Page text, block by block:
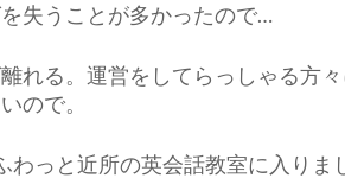
失うことが多かったので…
れる。運営をしてらっしゃる方
ので。
わっと近所の英会話教室に入り